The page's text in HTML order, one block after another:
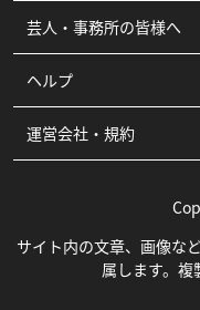
ピン
その他
芸人・事務所の皆様へ
ヘルプ
よくある質問
運営会社・規約
利用規約
サイト内の文章、画像な
属します。複